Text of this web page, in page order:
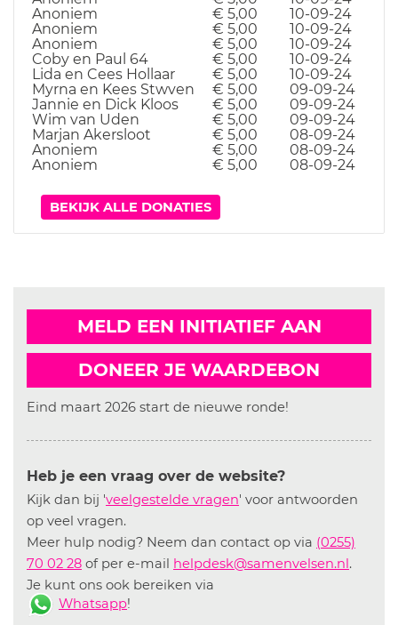
Anoniem
€ 5,00
10-09-24
Anoniem
€ 5,00
10-09-24
Anoniem
€ 5,00
10-09-24
Coby en Paul 64
€ 5,00
10-09-24
Lida en Cees Hollaar
€ 5,00
10-09-24
Myrna en Kees Stwven
€ 5,00
09-09-24
Jannie en Dick Kloos
€ 5,00
09-09-24
Wim van Uden
€ 5,00
09-09-24
Marjan Akersloot
€ 5,00
08-09-24
Anoniem
€ 5,00
08-09-24
Anoniem
€ 5,00 08-09-24
BEKIJK ALLE DONATIES
MELD EEN INITIATIEF AAN
DONEER JE WAARDEBON
Eind maart 2026 start de nieuwe ronde!
Heb je een vraag over de website?
Kijk dan bij 'veelgestelde vragen' voor antwoorden
op veel vragen.
Meer hulp nodig? Neem dan contact op via (0255)
70 02 28 of per e-mail helpdesk@samenvelsen.nl.
Je kunt ons ook bereiken via
Whatsapp!